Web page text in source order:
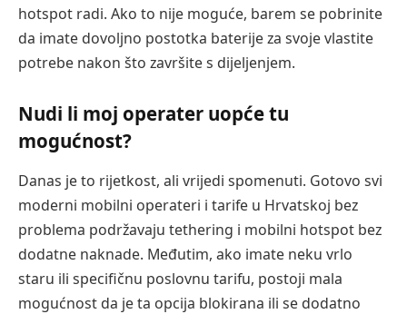
hotspot radi. Ako to nije moguće, barem se pobrinite
da imate dovoljno postotka baterije za svoje vlastite
potrebe nakon što završite s dijeljenjem.
Nudi li moj operater uopće tu
mogućnost?
Danas je to rijetkost, ali vrijedi spomenuti. Gotovo svi
moderni mobilni operateri i tarife u Hrvatskoj bez
problema podržavaju tethering i mobilni hotspot bez
dodatne naknade. Međutim, ako imate neku vrlo
staru ili specifičnu poslovnu tarifu, postoji mala
mogućnost da je ta opcija blokirana ili se dodatno